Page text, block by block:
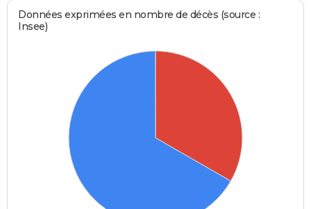
Données exprimées en nombre de décès (source :
Insee)